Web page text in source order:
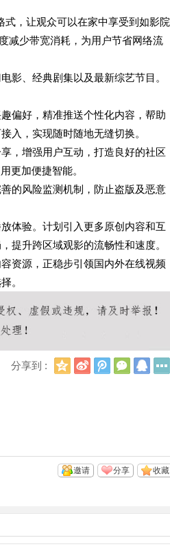
，让观众可以在家中享受到如影院
减少带宽消耗，为用户节省网络流
影、经典剧集以及最新综艺节目。
偏好，精准推送个性化内容，帮助
入，实现随时随地无缝切换。
，增强用户互动，打造良好的社区
更加便捷智能。
的风险监测机制，防止盗版及恶意
体验。计划引入更多原创内容和互
提升跨区域观影的流畅性和速度。
资源，正稳步引领国内外在线视频
。
分享到 :
Q
新
浪
腾
讯
微
信
Q
收藏
分享
邀请